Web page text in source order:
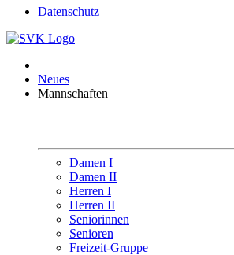
Datenschutz
Neues
Mannschaften
Damen I
Damen II
Herren I
Herren II
Seniorinnen
Senioren
Freizeit-Gruppe